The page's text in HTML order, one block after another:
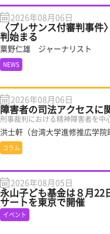
2026年08月06日
〈プレサンス付審判事件
判始まる
粟野仁雄 ジャーナリスト
NEWS
2026年08月06日
障害者の司法アクセスに
刑事裁判における精神障害者を中
洪士軒（台湾大学進修推広学院
コラム
2026年08月05日
永山子ども基金は８月22
サートを東京で開催
イベント